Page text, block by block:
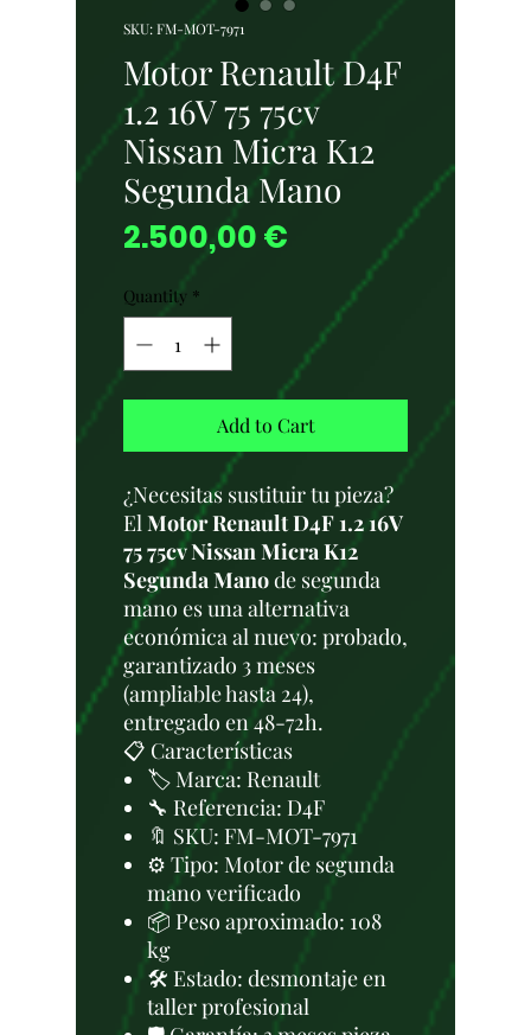
SKU: FM-MOT-7971
Motor Renault D4F
1.2 16V 75 75cv
Nissan Micra K12
Segunda Mano
2.500,00 €
Quantity *
Add to Cart
¿Necesitas sustituir tu pieza?
ElMotor Renault D4F 1.2 16V
75 75cv Nissan Micra K12
Segunda Manode segunda
mano es una alternativa
económica al nuevo: probado,
garantizado 3 meses
(ampliable hasta 24),
entregado en 48-72h.
📋 Características
🏷️ Marca: Renault
🔧 Referencia: D4F
🔖 SKU: FM-MOT-7971
⚙️ Tipo: Motor de segunda
mano verificado
📦 Peso aproximado: 108
kg
🛠 Estado: desmontaje en
taller profesional